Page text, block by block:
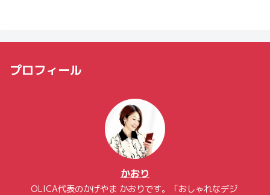
プロフィール
かおり
OLICA代表のかげやま かおりです。「おしゃれなデジ